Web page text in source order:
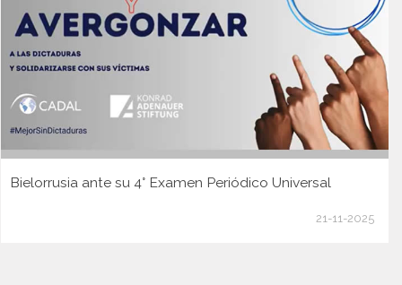
Bielorrusia ante su 4° Examen Periódico Universal
21-11-2025